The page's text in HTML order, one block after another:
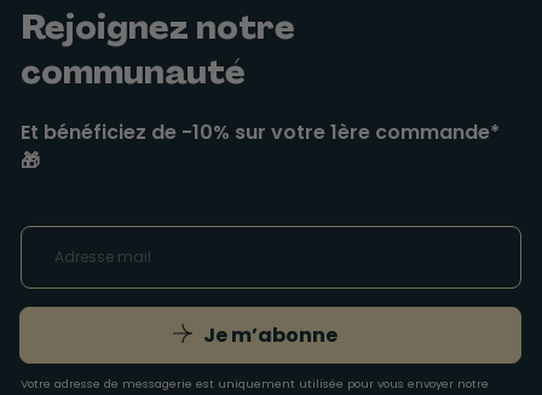
Rejoignez notre
communauté
Et bénéficiez de -10% sur votre 1ère commande*
🎁
Je m’abonne
Votre adresse de messagerie est uniquement utilisée pour vous envoyer notre